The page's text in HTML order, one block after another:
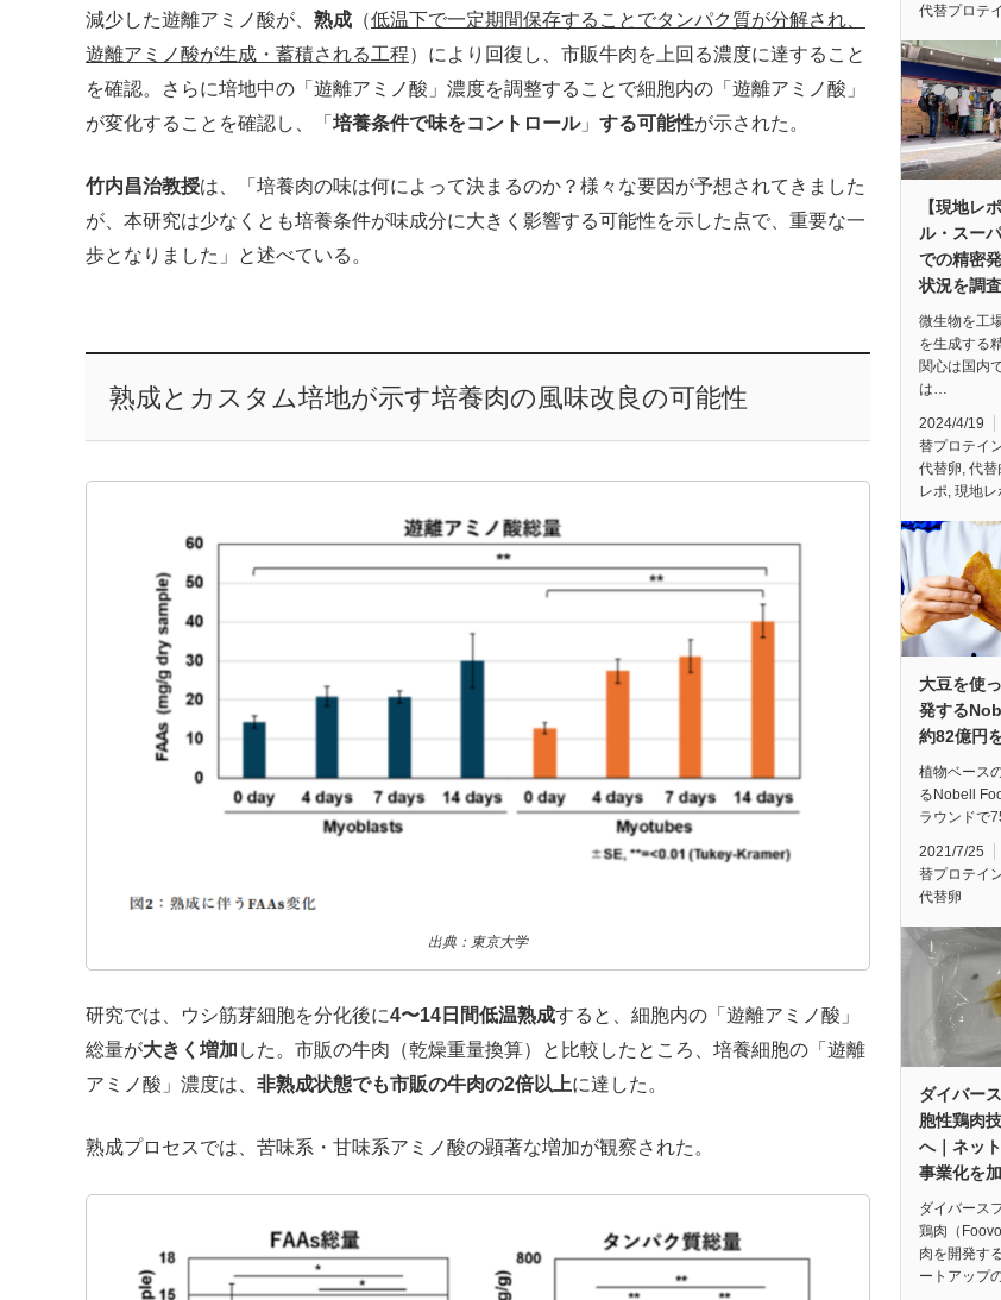
減少した遊離アミノ酸が、 熟成 （低温下で一定期間保存することでタンパク質が分解され、
遊離アミノ酸が生成・蓄積される工程）により回復し、市販牛肉を上回る濃度に達すること
を確認。さらに培地中の「遊離アミノ酸」濃度を調整することで細胞内の「遊離アミノ酸」
が変化することを確認し、「 培養条件で味をコントロール」 する可能性が示された。
竹内昌治教授は、「培養肉の味は何によって決まるのか？様々な要因が予想されてきました
が、本研究は少なくとも培養条件が味成分に大きく影響する可能性を示した点で、重要な一
歩となりました」と述べている。
熟成とカスタム培地が示す培養肉の風味改良の可能性
出典：東京大学
研究では、ウシ筋芽細胞を分化後に4〜14日間低温熟成すると、細胞内の「遊離アミノ酸」
総量が大きく増加 した。市販の牛肉（乾燥重量換算）と比較したところ、培養細胞の「遊離
アミノ酸」濃度は、 非熟成状態でも市販の牛肉の2倍以上に達した。
熟成プロセスでは、苦味系・甘味系アミノ酸の顕著な増加が観察された。
代替プロテ
【現地レ
ル・スー
での精密
状況を調査
微生物を工
を生成する
関心は国内
は…
2024/4/19
替プロテイ
代替卵, 代替
レポ, 現地レ
大豆を使
発する
約82億円
植物ベース
るNobell
ラウンドで
2021/7/25
替プロテイ
代替卵
ダイバー
胞性鶏肉
へ｜ネッ
事業化を
ダイバース
鶏肉（
肉を開発す
ートアップ